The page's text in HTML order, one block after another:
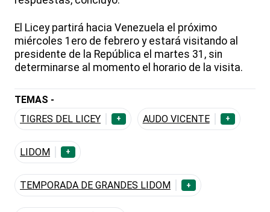
El Licey partirá hacia Venezuela el próximo
miércoles 1ero de febrero y estará visitando al
presidente de la República el martes 31, sin
determinarse al momento el horario de la visita.
TEMAS -
TIGRES DEL LICEY
+ AUDO VICENTE +
LIDOM +
TEMPORADA DE GRANDES LIDOM +